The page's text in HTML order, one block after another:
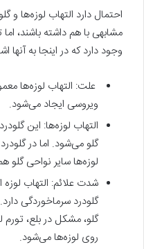
احتمال دارد التهاب لوزه‌ها و
مشابهی با هم داشته باشند،
وجود دارد که در اینجا به آنها
علت: التهاب لوزه‌ها
ویروسی ایجاد می‌شود.
التهاب لوزه‌ها: این
گلو می‌شود. اما در
لوزه‌ها سایر نواحی
شدت علائم: التهاب
گلودرد سرماخوردگی
گلو، مشکل در بلع،
روی لوزه‌ها می‌شود.